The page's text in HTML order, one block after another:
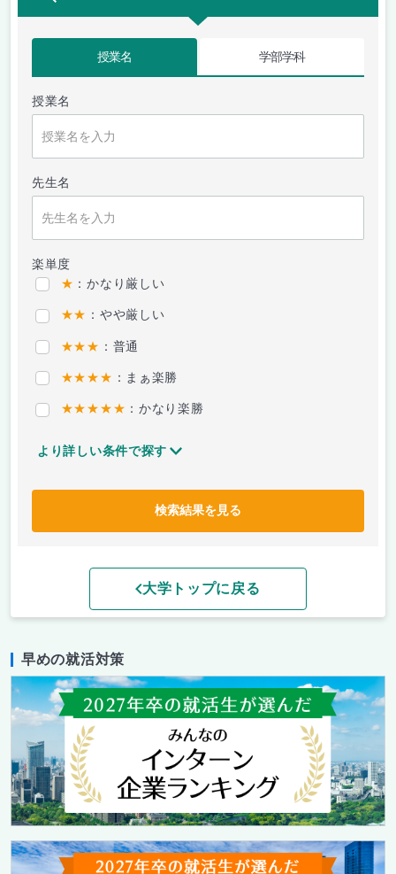
授業名 学部学科
授業名
先生名
楽単度
★ ：かなり厳しい
★★ ：やや厳しい
★★★ ：普通
★★★★ ：まぁ楽勝
★★★★★ ：かなり楽勝
より詳しい条件で探す
検索結果を見る
大学トップに戻る
早めの就活対策